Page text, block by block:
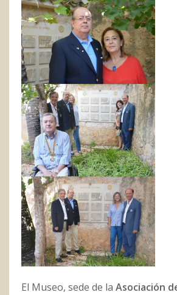
El Museo, sede de la Asociación